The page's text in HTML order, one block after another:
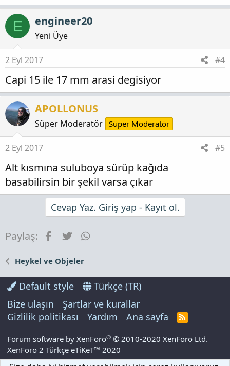
E engineer20
Yeni Üye
2 Eyl 2017 #4
Capi 15 ile 17 mm arasi degisiyor
APOLLONUS
Süper Moderatör Süper Moderatör
2 Eyl 2017 #5
Alt kısmına suluboya sürüp kağıda
basabilirsin bir şekil varsa çıkar
Cevap Yaz. Giriş yap - Kayıt ol.
Paylaş: Facebook
Twitter
Heykel ve Objeler
Default style
Türkçe (TR)
Bize ulaşın
Şartlar ve kurallar
Gizlilik politikası
Yardım Ana sayfa
R
S
Forum software by XenForo® © 2010-2020 XenForo Ltd.
XenForo 2 Türkçe eTiKeT™ 2020